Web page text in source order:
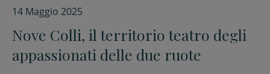
14 Maggio 2025
Nove Colli, il territorio teatro degli
appassionati delle due ruote